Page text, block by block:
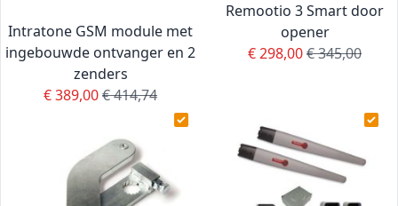
Intratone GSM module met
ingebouwde ontvanger en 2
zenders
Special Price
€ 389,00Regular Price
€ 414,74
Remootio 3 Smart door
opener
Special Price
€ 298,00Regular Price
€ 345,00